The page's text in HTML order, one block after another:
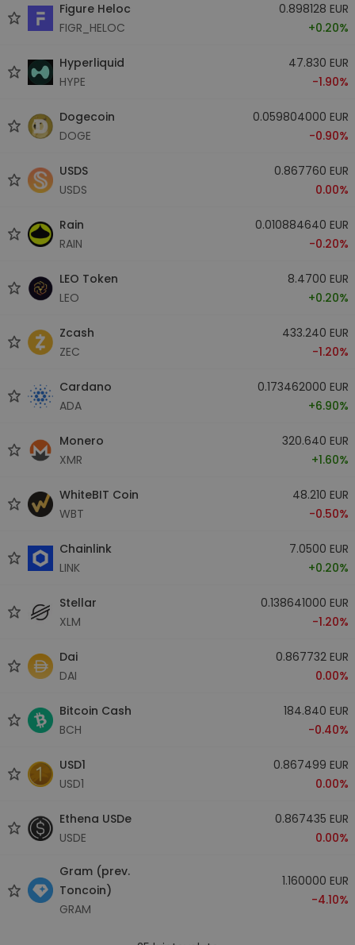
Figure Heloc
FIGR_HELOC
0.898128 EUR
+0.20%
Hyperliquid
HYPE
47.830 EUR
-1.90%
Dogecoin
DOGE
0.059804000 EUR
-0.90%
USDS
USDS
0.867760 EUR
0.00%
Rain
RAIN
0.010884640 EUR
-0.20%
LEO Token
LEO
8.4700 EUR
+0.20%
Zcash
ZEC
433.240 EUR
-1.20%
Cardano
ADA
0.173462000 EUR
+6.90%
Monero
XMR
320.640 EUR
+1.60%
WhiteBIT Coin
WBT
48.210 EUR
-0.50%
Chainlink
LINK
7.0500 EUR
+0.20%
Stellar
XLM
0.138641000 EUR
-1.20%
Dai
DAI
0.867732 EUR
0.00%
Bitcoin Cash
BCH
184.840 EUR
-0.40%
USD1
USD1
0.867499 EUR
0.00%
Ethena USDe
USDE
0.867435 EUR
0.00%
Gram (prev.
Toncoin)
GRAM
1.160000 EUR
-4.10%